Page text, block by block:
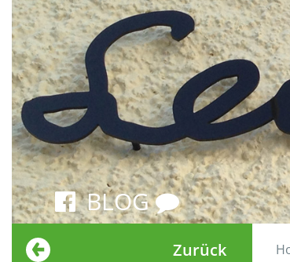
BLOG
Zurück